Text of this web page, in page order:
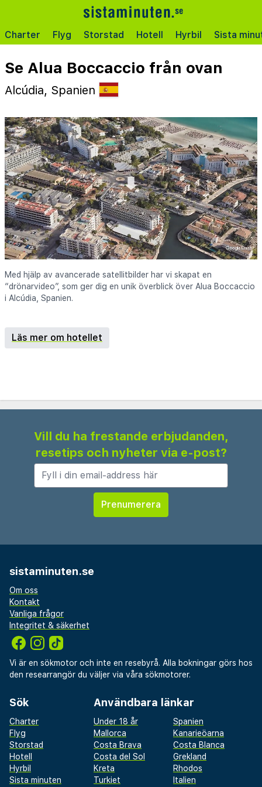
Charter Flyg Storstad Hotell Hyrbil Sista
Se Alua Boccaccio från ovan
Alcúdia, Spanien
Med hjälp av avancerade satellitbilder har vi skapat en
“drönarvideo”, som ger dig en unik överblick över Alua Boccaccio
i Alcúdia, Spanien.
Läs mer om hotellet
Vill du ha frestande erbjudanden,
resetips och nyheter via e-post?
sistaminuten.se
Om oss
Kontakt
Vanliga frågor
Integritet & säkerhet
Vi är en sökmotor och inte en resebyrå. Alla bokningar görs hos
den researrangör du väljer via våra sökmotorer.
Sök
Charter
Flyg
Storstad
Hotell
Hyrbil
Sista minuten
Användbara länkar
Under 18 år
Spanien
Mallorca
Kanarieöarna
Costa Brava
Costa Blanca
Costa del Sol
Grekland
Kreta
Rhodos
Turkiet
Italien